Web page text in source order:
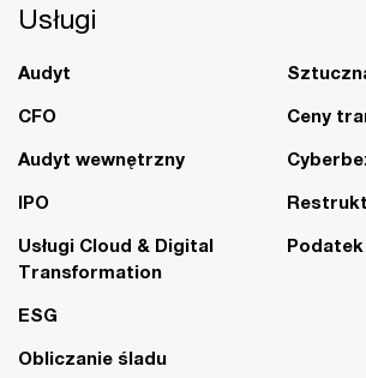
Usługi
Audyt
CFO
Audyt wewnętrzny
IPO
Usługi Cloud & Digital
Transformation
ESG
Obliczanie śladu
Ceny
Podatek